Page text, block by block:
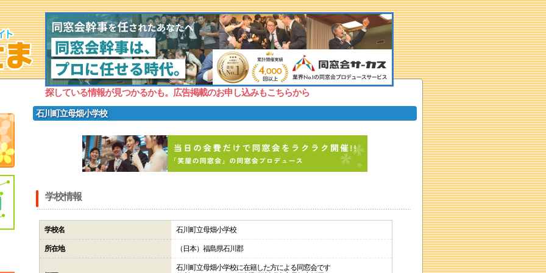
探している情報が見つかるかも。広告掲載のお申し込みもこちらから
石川町立母畑小学校
学校情報
学校名 石川町立母畑小学校
所在地 （日本）福島県石川郡
石川町立母畑小学校に在籍した方による同窓会です